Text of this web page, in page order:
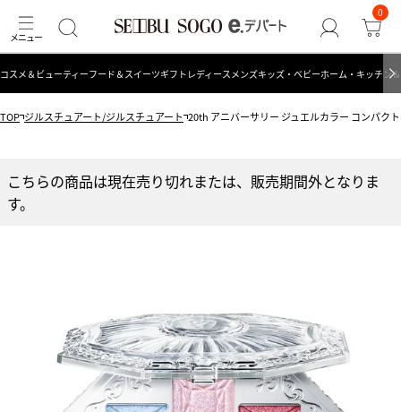
0
コスメ＆ビューティーフード＆スイーツギフト レディース メンズキッズ・ベビーホーム・キッチン
TOP ジルスチュアート/ジルスチュアート 20th アニバーサリー ジュエルカラー コンパク
こちらの商品は現在売り切れまたは、販売期間外となりま
す。